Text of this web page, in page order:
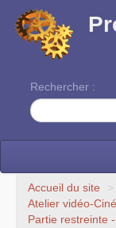
Rechercher :
La ruche
Une classe à
Accueil du site >
Atelier vidéo-
Partie restreinte